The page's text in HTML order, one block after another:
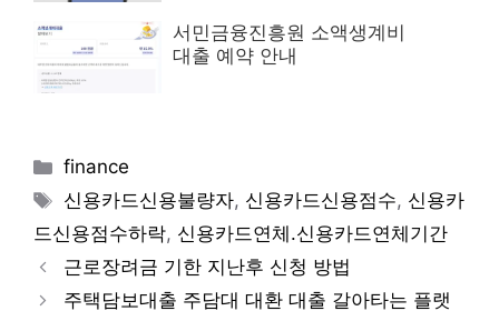
서민금융진흥원 소액생계비
대출 예약 안내
Categories
finance
Tags
신용카드신용불량자, 신용카드신용점수, 신용카
드신용점수하락, 신용카드연체.신용카드연체기간
근로장려금 기한 지난후 신청 방법
주택담보대출 주담대 대환 대출 갈아타는 플랫